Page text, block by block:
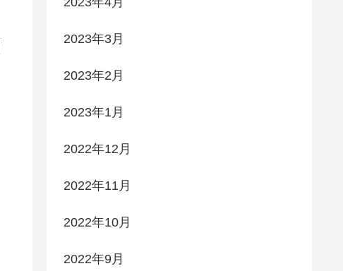
2023年3月
2023年2月
2023年1月
2022年12月
2022年11月
2022年10月
2022年9月